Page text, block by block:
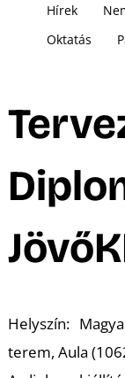
Hírek
Oktatás
Helyszín:
terem, Aula